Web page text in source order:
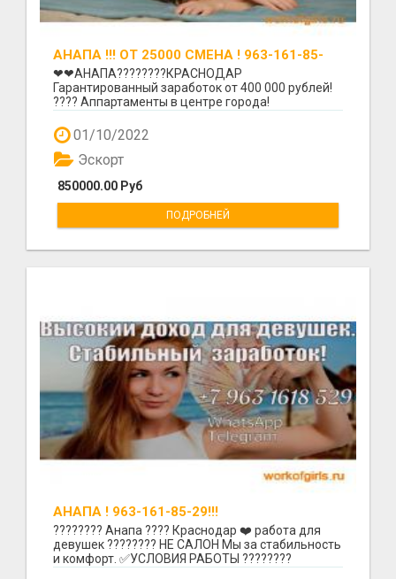
АНАПА !!! ОТ 25000 СМЕНА ! 963-161-85-
29!!!
❤❤АНАПА????????КРАСНОДАР
Гарантированный заработок от 400 000 рублей!
???? Аппартаменты в центре города!
Проживание бесплатно! Прайс: ???? 6...
01/10/2022
850000.00 Руб
Эскорт
ПОДРОБНЕЙ
АНАПА ! 963-161-85-29!!!
???????? Анапа ???? Краснодар ❤️ работа для
девушек ???????? НЕ САЛОН Мы за стабильность
и комфорт. ✅УСЛОВИЯ РАБОТЫ ????????